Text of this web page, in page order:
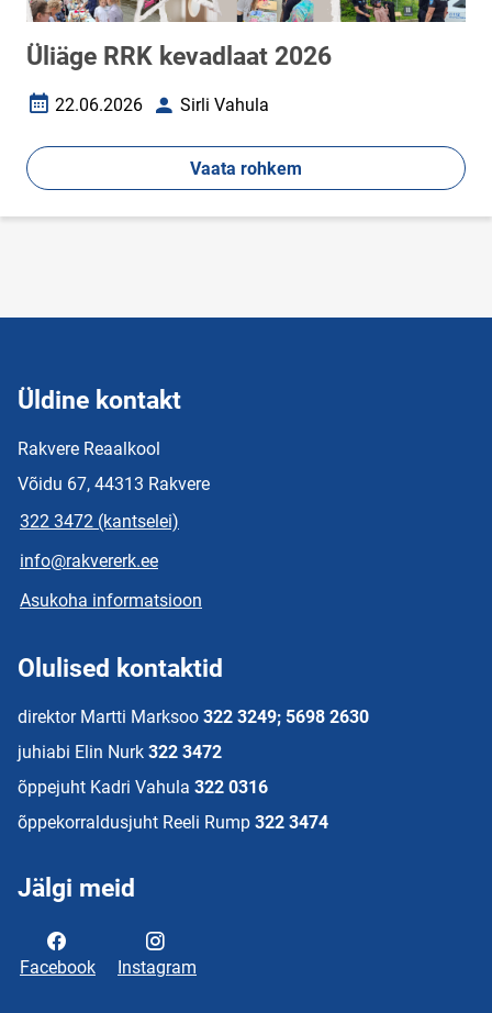
Üliäge RRK kevadlaat 2026
Loomise kuupäev
22.06.2026 AutorSirli Vahula
Vaata rohkem
Üldine kontakt
Rakvere Reaalkool
Võidu 67, 44313 Rakvere
322 3472 (kantselei)
info@rakvererk.ee
Asukoha informatsioon
Olulised kontaktid
direktor Martti Marksoo 322 3249; 5698 2630
juhiabi Elin Nurk 322 3472
õppejuht Kadri Vahula 322 0316
õppekorraldusjuht Reeli Rump 322 3474
Jälgi meid
Facebook Instagram